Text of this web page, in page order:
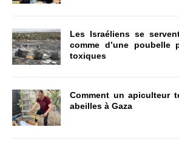
Les Israéliens se
comme d’une poubelle
toxiques
Comment un apiculteur
abeilles à Gaza